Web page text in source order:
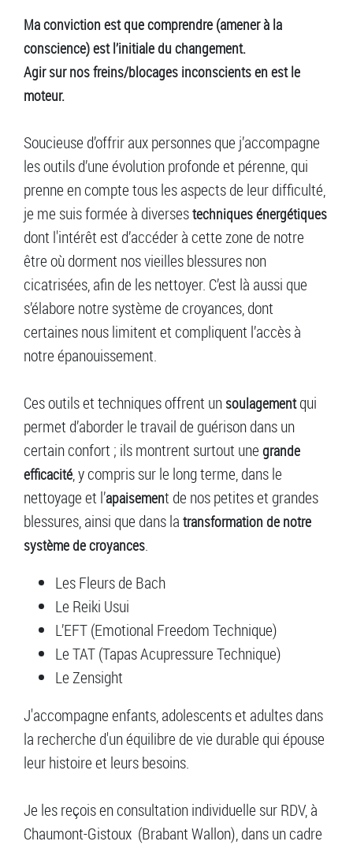
Ma conviction est quecomprendre (amener à la
conscience) est l’initiale du changement.
Agir sur nos freins/blocages inconscients en est le
moteur.
Soucieuse d’offrir aux personnes que j’accompagne
les outils d’une évolution profonde et pérenne, qui
prenne en compte tous les aspects de leur difficulté,
je me suis formée à diversestechniques énergétiques
dont l'intérêt est d’accéder à cette zone de notre
être où dorment nos vieilles blessures non
cicatrisées, afin de les nettoyer. C’est là aussi que
s’élabore notre système de croyances, dont
certaines nous limitent et compliquent l’accès à
notre épanouissement.
Ces outils et techniques offrent un soulagementqui
permet d’aborder le travail de guérison dans un
certain confort ; ils montrent surtout une grande
efficacité, y compris sur le long terme, dans le
nettoyage et l’apaisement de nos petites et grandes
blessures, ainsi que dans la transformation de notre
système de croyances.
Les Fleurs de Bach
Le Reiki Usui
L’EFT (Emotional Freedom Technique)
Le TAT (Tapas Acupressure Technique)
Le Zensight
J'accompagne enfants, adolescents et adultes dans
la recherche d'un équilibre de vie durable qui épouse
leur histoire et leurs besoins.
Je les reçois en consultation individuelle sur RDV, à
Chaumont-Gistoux (Brabant Wallon), dans un cadre